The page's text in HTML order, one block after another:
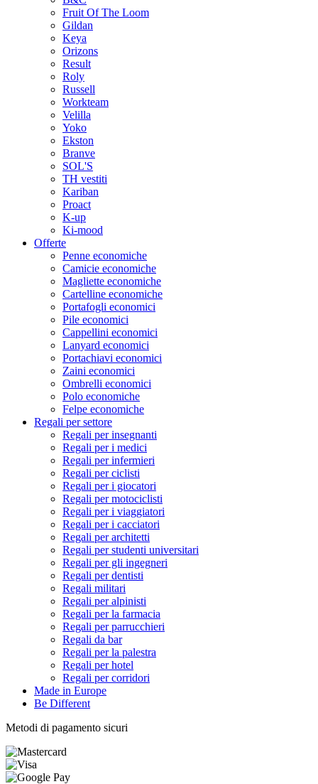
Fruit Of The Loom
Gildan
Keya
Orizons
Result
Roly
Russell
Workteam
Velilla
Yoko
Ekston
Branve
SOL'S
TH vestiti
Kariban
Proact
K-up
Ki-mood
Offerte
Penne economiche
Camicie economiche
Magliette economiche
Cartelline economiche
Portafogli economici
Pile economici
Cappellini economici
Lanyard economici
Portachiavi economici
Zaini economici
Ombrelli economici
Polo economiche
Felpe economiche
Regali per settore
Regali per insegnanti
Regali per i medici
Regali per infermieri
Regali per ciclisti
Regali per i giocatori
Regali per motociclisti
Regali per i viaggiatori
Regali per i cacciatori
Regali per architetti
Regali per studenti universitari
Regali per gli ingegneri
Regali per dentisti
Regali militari
Regali per alpinisti
Regali per la farmacia
Regali per parrucchieri
Regali da bar
Regali per la palestra
Regali per hotel
Regali per corridori
Made in Europe
Be Different
Metodi di pagamento sicuri